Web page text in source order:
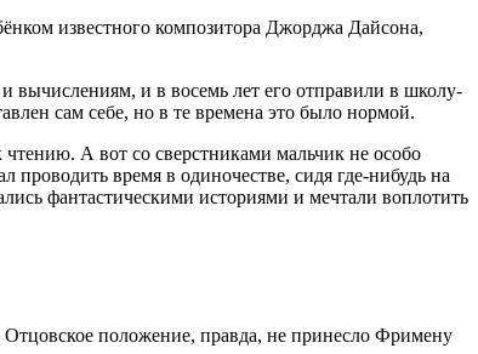
известного композитора Джорджа Дайсона,
вычислениям, и в восемь лет его отправили в школу-
сам себе, но в те времена это было нормой.
А вот со сверстниками мальчик не особо
время в одиночестве, сидя где-нибудь на
фантастическими историями и мечтали воплотить
Отцовское положение, правда, не принесло Фримену